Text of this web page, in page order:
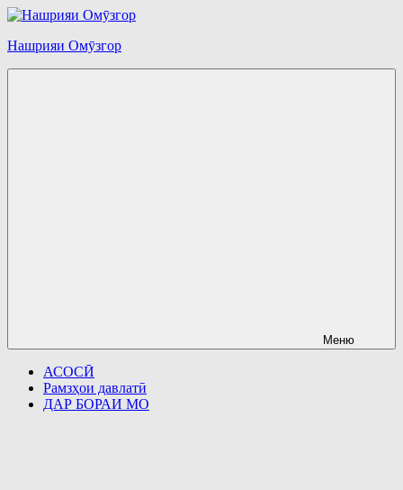
Перейти
содержимому
Нашрияи Омӯзгор
Меню
АСОСӢ
Рамзҳои давлатӣ
ДАР БОРАИ МО